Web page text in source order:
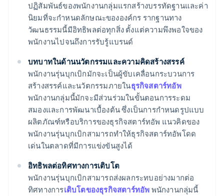
ปฏิสัมพันธ์ของพนักงานกลุ่มแรกสร้างบรรทัดฐานและค่า
นิยมที่จะกำหนดลักษณะขององค์กร รากฐานทาง
วัฒนธรรมนี้มีอิทธิพลต่อทุกสิ่ง ตั้งแต่ความพึงพอใจของ
พนักงานไปจนถึงการรับรู้แบรนด์
บทบาทในด้านนวัตกรรมและความคิดสร้างสรรค์
พนักงานรุ่นบุกเบิกมักจะเป็นผู้ขับเคลื่อนกระบวนการ
สร้างสรรค์และนวัตกรรมภายในธุรกิจสตาร์ทอัพ
พนักงานกลุ่มนี้มักจะมีส่วนร่วมในขั้นตอนการระดม
สมองและการพัฒนาเบื้องต้น ซึ่งเป็นการกำหนดรูปแบบ
ผลิตภัณฑ์หรือบริการของธุรกิจสตาร์ทอัพ แนวคิดของ
พนักงานรุ่นบุกเบิกสามารถทำให้ธุรกิจสตาร์ทอัพโดด
เด่นในตลาดที่มีการแข่งขันสูงได้
อิทธิพลต่อทิศทางการเติบโต
พนักงานรุ่นบุกเบิกสามารถส่งผลกระทบอย่างมากต่อ
ทิศทางการเติบโตของธุรกิจสตาร์ทอัพ พนักงานกลุ่มนี้